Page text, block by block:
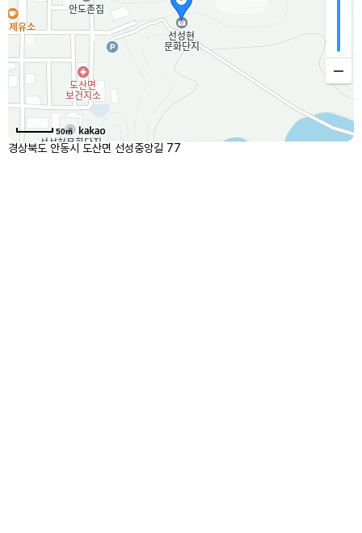
50m
경상북도 안동시 도산면 선성중앙길 77